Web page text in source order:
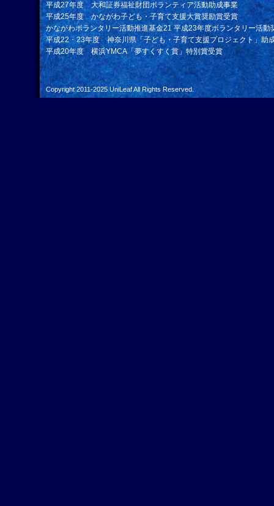
平成27年度 大和証券福祉財団ボランティア活動助成事業
平成25年度 かながわ子ども・子育て支援大賞奨励賞受賞
かながわボランタリー活動推進基金21 平成23年度ボランタリー活動
平成22・23年度 神奈川県「子ども・子育て支援プロジェクト」助
平成20年度 横浜YMCA「夢すくすく賞」特別賞受賞
Copyright 2011-2025 UniLeafAll Rights Reserved.